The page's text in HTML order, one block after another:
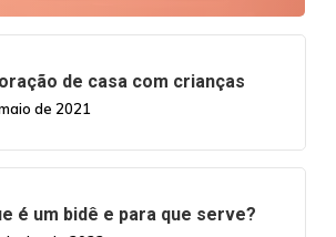
de casa com crianças
de 2021
é um bidê e para que serve?